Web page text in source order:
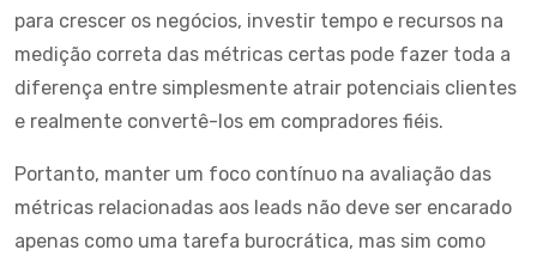
para crescer os negócios, investir tempo e recursos na
medição correta das métricas certas pode fazer toda a
diferença entre simplesmente atrair potenciais clientes
e realmente convertê-los em compradores fiéis.
Portanto, manter um foco contínuo na avaliação das
métricas relacionadas aos leads não deve ser encarado
apenas como uma tarefa burocrática, mas sim como